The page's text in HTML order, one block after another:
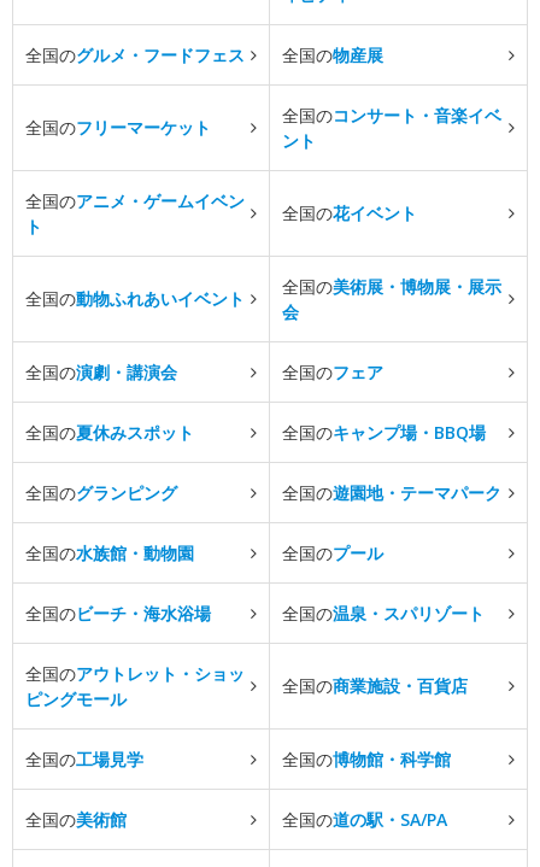
全国のグルメ・フードフェス 全国の物産展
全国のフリーマーケット
全国のコンサート・音楽イベ
ント
全国のアニメ・ゲームイベン
ト
全国の花イベント
全国の動物ふれあいイベント
全国の美術展・博物展・展示
会
全国の演劇・講演会 全国のフェア
全国の夏休みスポット 全国のキャンプ場・BBQ場
全国のグランピング 全国の遊園地・テーマパーク
全国の水族館・動物園 全国のプール
全国のビーチ・海水浴場 全国の温泉・スパリゾート
全国のアウトレット・ショッ
ピングモール
全国の商業施設・百貨店
全国の工場見学 全国の博物館・科学館
全国の美術館 全国の道の駅・SA/PA